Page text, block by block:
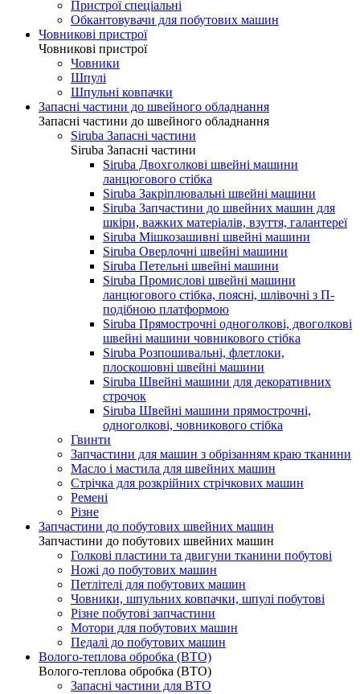
Пристрої спеціальні
Обкантовувачи для побутових машин
Човникові пристрої
Човникові пристрої
Човники
Шпулі
Шпульні ковпачки
Запасні частини до швейного обладнання
Запасні частини до швейного обладнання
Siruba Запасні частини
Siruba Запасні частини
Siruba Двохголкові швейні машини
ланцюгового стібка
Siruba Закріплювальні швейні машини
Siruba Запчастини до швейних машин для
шкіри, важких матеріалів, взуття, галантереї
Siruba Мішкозашивні швейні машини
Siruba Оверлочні швейні машини
Siruba Петельні швейні машини
Siruba Промислові швейні машини
ланцюгового стібка, поясні, шлівочні з П-
подібною платформою
Siruba Прямострочні одноголкові, двоголкові
швейні машини човникового стібка
Siruba Розпошивальні, флетлоки,
плоскошовні швейні машини
Siruba Швейні машини для декоративних
строчок
Siruba Швейні машини прямострочні,
одноголкові, човникового стібка
Гвинти
Запчастини для машин з обрізанням краю тканини
Масло і мастила для швейних машин
Стрічка для розкрійних стрічкових машин
Ремені
Різне
Запчастини до побутових швейних машин
Запчастини до побутових швейних машин
Голкові пластини та двигуни тканини побутові
Ножі до побутових машин
Петлітелі для побутових машин
Човники, шпульних ковпачки, шпулі побутові
Різне побутові запчастини
Мотори для побутових машин
Педалі до побутових машин
Волого-теплова обробка (ВТО)
Волого-теплова обробка (ВТО)
Запасні частини для ВТО